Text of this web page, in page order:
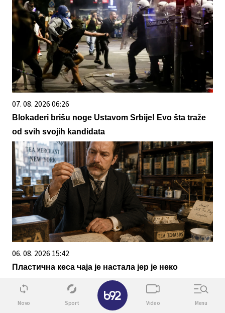
07. 08. 2026 06:26
Blokaderi brišu noge Ustavom Srbije! Evo šta traže
od svih svojih kandidata
06. 08. 2026 15:42
Пластична кеса чаја је настала јер је неко
погрешно разумео узорак
Novo Sport Video Menu
✕